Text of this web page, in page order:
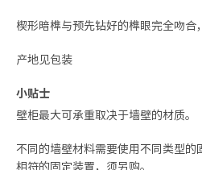
楔形暗榫与预先钻好的榫眼完全吻合
产地见包装
小贴士
壁柜最大可承重取决于墙壁的材质。
不同的墙壁材料需要使用不同类型
相符的固定装置，须另购。